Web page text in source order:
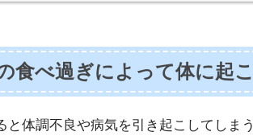
食べ過ぎによって体に起
と体調不良や病気を引き起こしてしまう